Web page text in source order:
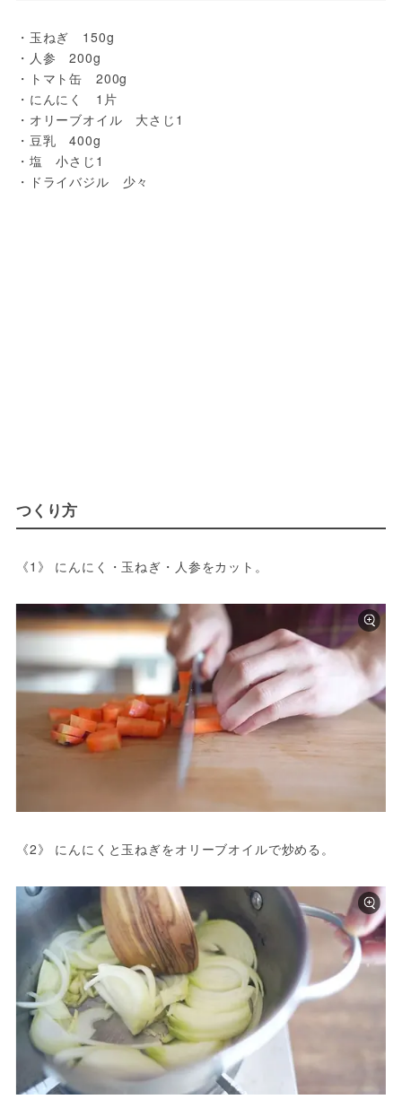
・玉ねぎ　150g
・人参　200g
・トマト缶　200g
・にんにく　1片
・オリーブオイル　大さじ1
・豆乳　400g
・塩　小さじ1
つくり方
《1》 にんにく・玉ねぎ・人参をカット。
《2》 にんにくと玉ねぎをオリーブオイルで炒める。